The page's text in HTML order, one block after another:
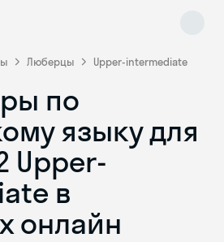
Люберцы Upper-intermediate
по
языку для
Upper-
в
онлайн